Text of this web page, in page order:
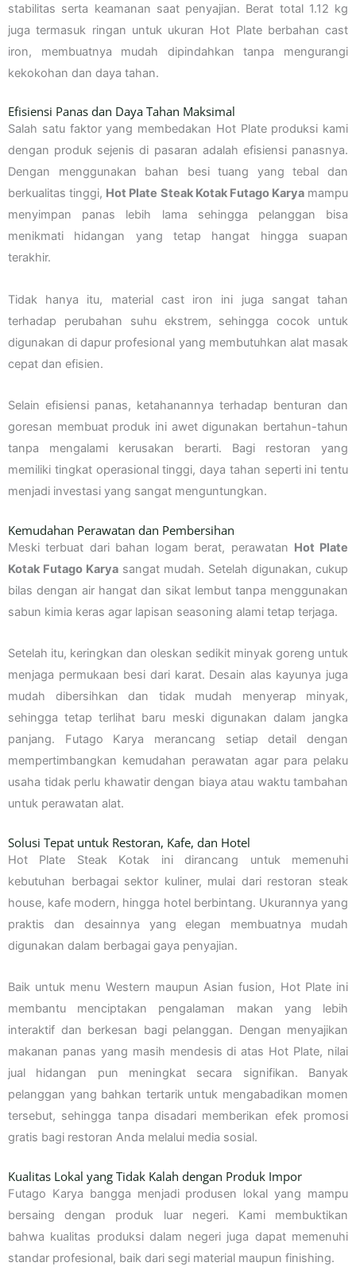
stabilitas serta keamanan saat penyajian. Berat total 1.12 kg
juga termasuk ringan untuk ukuran Hot Plate berbahan cast
iron, membuatnya mudah dipindahkan tanpa mengurangi
kekokohan dan daya tahan.
Efisiensi Panas dan Daya Tahan Maksimal
Salah satu faktor yang membedakan Hot Plate produksi kami
dengan produk sejenis di pasaran adalah efisiensi panasnya.
Dengan menggunakan bahan besi tuang yang tebal dan
berkualitas tinggi, Hot Plate Steak Kotak Futago Karyamampu
menyimpan panas lebih lama sehingga pelanggan bisa
menikmati hidangan yang tetap hangat hingga suapan
terakhir.
Tidak hanya itu, material cast iron ini juga sangat tahan
terhadap perubahan suhu ekstrem, sehingga cocok untuk
digunakan di dapur profesional yang membutuhkan alat masak
cepat dan efisien.
Selain efisiensi panas, ketahanannya terhadap benturan dan
goresan membuat produk ini awet digunakan bertahun-tahun
tanpa mengalami kerusakan berarti. Bagi restoran yang
memiliki tingkat operasional tinggi, daya tahan seperti ini tentu
menjadi investasi yang sangat menguntungkan.
Kemudahan Perawatan dan Pembersihan
Meski terbuat dari bahan logam berat, perawatan Hot Plate
Kotak Futago Karya sangat mudah. Setelah digunakan, cukup
bilas dengan air hangat dan sikat lembut tanpa menggunakan
sabun kimia keras agar lapisan seasoning alami tetap terjaga.
Setelah itu, keringkan dan oleskan sedikit minyak goreng untuk
menjaga permukaan besi dari karat. Desain alas kayunya juga
mudah dibersihkan dan tidak mudah menyerap minyak,
sehingga tetap terlihat baru meski digunakan dalam jangka
panjang. Futago Karya merancang setiap detail dengan
mempertimbangkan kemudahan perawatan agar para pelaku
usaha tidak perlu khawatir dengan biaya atau waktu tambahan
untuk perawatan alat.
Solusi Tepat untuk Restoran, Kafe, dan Hotel
Hot Plate Steak Kotak ini dirancang untuk memenuhi
kebutuhan berbagai sektor kuliner, mulai dari restoran steak
house, kafe modern, hingga hotel berbintang. Ukurannya yang
praktis dan desainnya yang elegan membuatnya mudah
digunakan dalam berbagai gaya penyajian.
Baik untuk menu Western maupun Asian fusion, Hot Plate ini
membantu menciptakan pengalaman makan yang lebih
interaktif dan berkesan bagi pelanggan. Dengan menyajikan
makanan panas yang masih mendesis di atas Hot Plate, nilai
jual hidangan pun meningkat secara signifikan. Banyak
pelanggan yang bahkan tertarik untuk mengabadikan momen
tersebut, sehingga tanpa disadari memberikan efek promosi
gratis bagi restoran Anda melalui media sosial.
Kualitas Lokal yang Tidak Kalah dengan Produk Impor
Futago Karya bangga menjadi produsen lokal yang mampu
bersaing dengan produk luar negeri. Kami membuktikan
bahwa kualitas produksi dalam negeri juga dapat memenuhi
standar profesional, baik dari segi material maupun finishing.